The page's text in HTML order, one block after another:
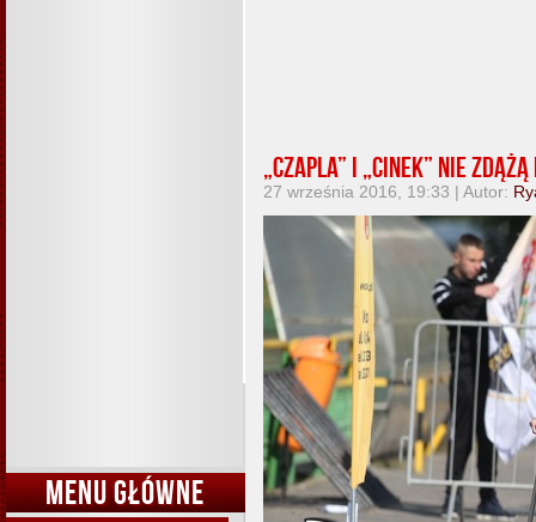
MENU GŁÓWNE
„Czapla” i „Cinek” nie
27 września 2016, 19:33 | Autor: